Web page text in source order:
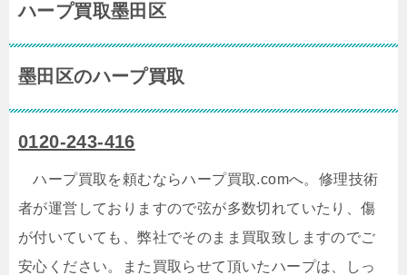
ハープ買取墨田区
墨田区のハープ買取
0120-243-416
ハープ買取を頼むならハープ買取.comへ。修理技術
者が運営しておりますので弦が多数切れていたり、傷
が付いていても、弊社でそのまま買取致しますのでご
安心ください。また買取らせて頂いたハープは、しっ